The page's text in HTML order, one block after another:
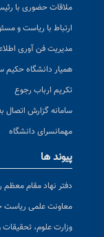
ملاقات حضوری با
ارتباط با ریاست و
مدیریت فن آوری
همیار دانشگاه حکیم
تکریم ارباب رجوع
سامانه گزارش اتصال
مهمانسرای دانشگاه
پیوند ها
دفتر نهاد مقام معظم
معاونت علمی ریاست
وزارت علوم، تحقیقات